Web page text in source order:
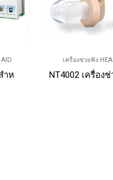
ำหรับคนหูตึง(Hearing aid)ร
เครื่องช่วยฟัง
NT4002 เครื่องช่